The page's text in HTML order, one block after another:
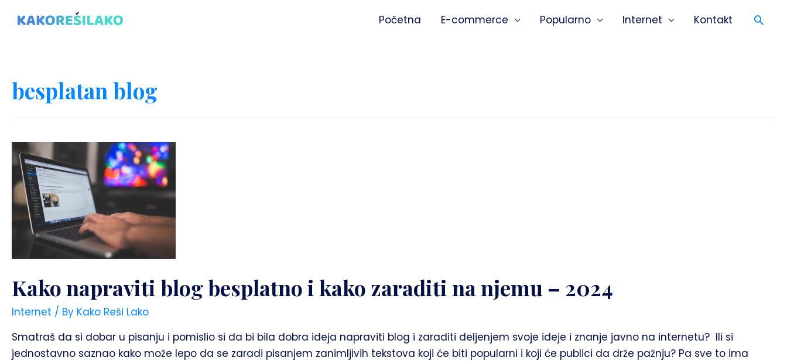
Početna E-commerce Popularno Internet Kontakt
besplatan blog
Kako napraviti blog besplatno i kako zaraditi na njemu – 2024
Internet / By Kako Reši Lako
Smatraš da si dobar u pisanju i pomislio si da bi bila dobra ideja napraviti blog i zaraditi deljenjem svoje ideje i znanje javno na internetu? Ili si
jednostavno saznao kako može lepo da se zaradi pisanjem zanimljivih tekstova koji će biti popularni i koji će publici da drže pažnju? Pa sve to ima